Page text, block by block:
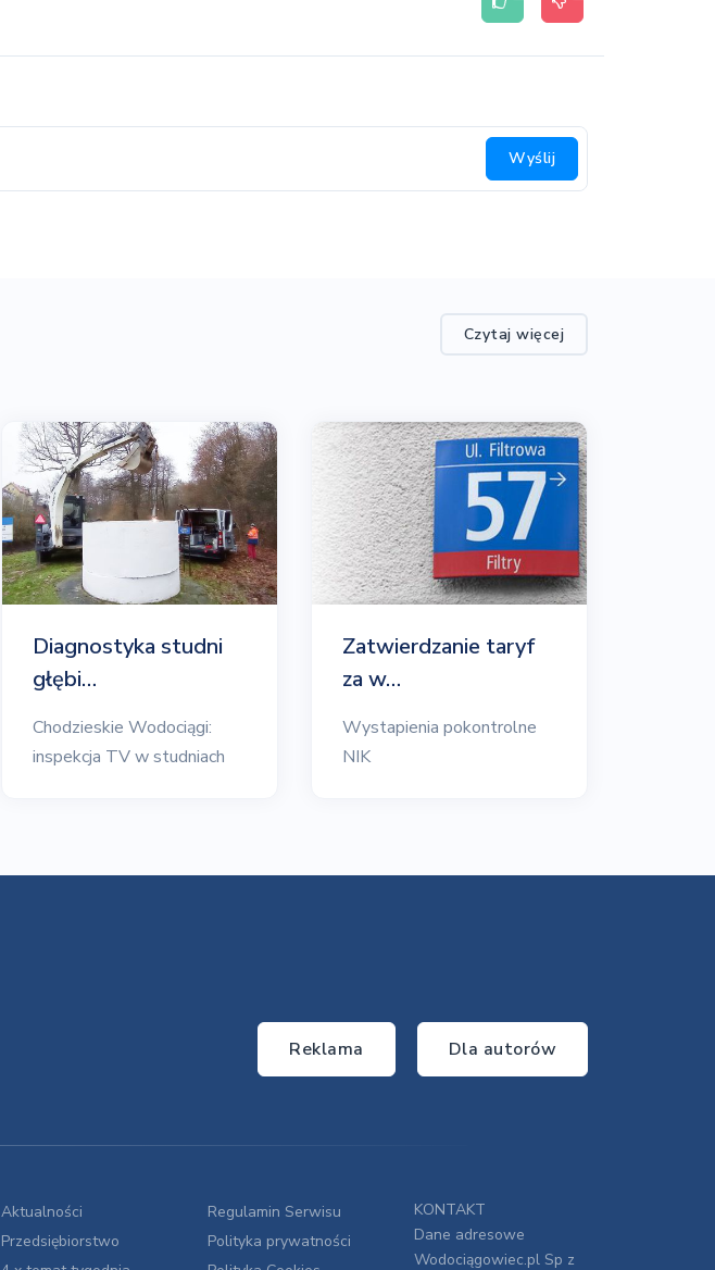
Wyślij
Czytaj więcej
Diagnostyka studni
głębi…
Chodzieskie Wodociągi:
inspekcja TV w studniach
Zatwierdzanie taryf
za w…
Wystapienia pokontrolne
NIK
Reklama Dla autorów
Aktualności
Przedsiębiorstwo
Regulamin Serwisu
Polityka prywatności
KONTAKT
Dane adresowe
Wodociągowiec.pl Sp z